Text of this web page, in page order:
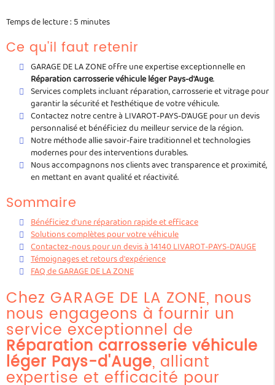
Temps de lecture : 5 minutes
Ce qu'il faut retenir
GARAGE DE LA ZONE offre une expertise exceptionnelle en
Réparation carrosserie véhicule léger Pays-d'Auge.
Services complets incluant réparation, carrosserie et vitrage pour
garantir la sécurité et l'esthétique de votre véhicule.
Contactez notre centre à LIVAROT-PAYS-D'AUGE pour un devis
personnalisé et bénéficiez du meilleur service de la région.
Notre méthode allie savoir-faire traditionnel et technologies
modernes pour des interventions durables.
Nous accompagnons nos clients avec transparence et proximité,
en mettant en avant qualité et réactivité.
Sommaire
Bénéficiez d'une réparation rapide et efficace
Solutions complètes pour votre véhicule
Contactez-nous pour un devis à 14140 LIVAROT-PAYS-D'AUGE
Témoignages et retours d'expérience
FAQ de GARAGE DE LA ZONE
Chez GARAGE DE LA ZONE, nous
nous engageons à fournir un
service exceptionnel de
Réparation carrosserie véhicule
léger Pays-d'Auge, alliant
expertise et efficacité pour